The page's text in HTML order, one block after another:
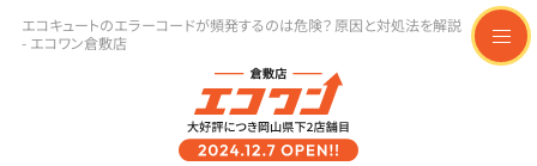
エコキュートのエラーコードが頻発するのは危険？原因と対処法を解説
- エコワン倉敷店
t
o